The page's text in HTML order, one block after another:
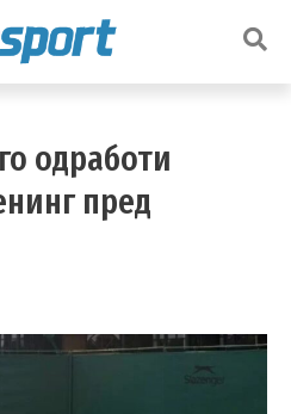
одработи
пред